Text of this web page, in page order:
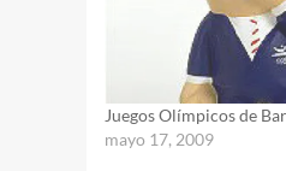
Juegos Olímpicos de
mayo 17, 2009